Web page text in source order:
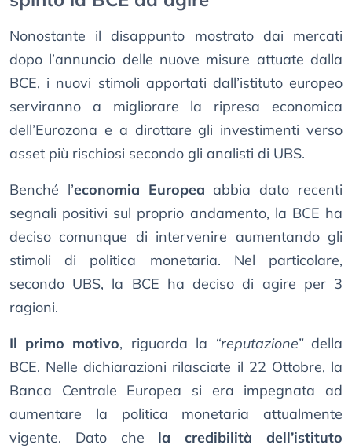
Nonostante il disappunto mostrato dai mercati
dopo l’annuncio delle nuove misure attuate dalla
BCE, i nuovi stimoli apportati dall’istituto europeo
serviranno a migliorare la ripresa economica
dell’Eurozona e a dirottare gli investimenti verso
asset più rischiosi secondo gli analisti di UBS.
Benché l’economia Europea abbia dato recenti
segnali positivi sul proprio andamento, la BCE ha
deciso comunque di intervenire aumentando gli
stimoli di politica monetaria. Nel particolare,
secondo UBS, la BCE ha deciso di agire per 3
ragioni.
Il primo motivo, riguarda la “reputazione”della
BCE. Nelle dichiarazioni rilasciate il 22 Ottobre, la
Banca Centrale Europea si era impegnata ad
aumentare la politica monetaria attualmente
vigente. Dato che la credibilità dell’istituto